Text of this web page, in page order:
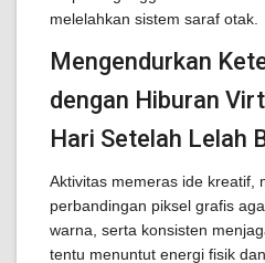
melelahkan sistem saraf otak.
Mengendurkan
dengan Hiburan
Hari Setelah Lelah
Aktivitas memeras ide kreatif,
perbandingan piksel grafis
warna, serta konsisten
tentu menuntut energi fisik